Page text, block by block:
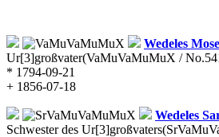
Wedeles
Ur[3]großvater(VaMuVaMuMuX /
* 1794-09-21
+ 1856-07-18
Wedeles
Schwester des Ur[3]großvaters